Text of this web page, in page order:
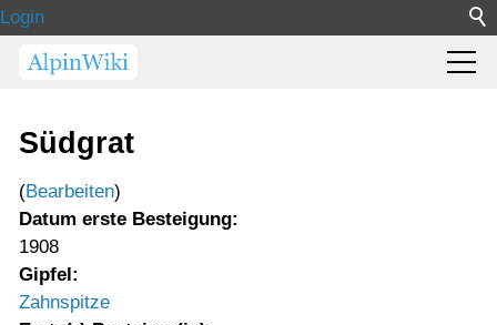
Login
Südgrat
(Bearbeiten)
Datum erste Besteigung:
1908
Gipfel:
Zahnspitze